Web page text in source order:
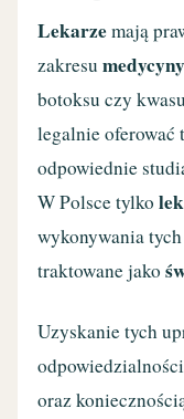
Lekarzemają
zakresu
botoksu czy
legalnie oferować
odpowiednie
W Polsce tylko
wykonywania
traktowane jako
Uzyskanie tych
oraz